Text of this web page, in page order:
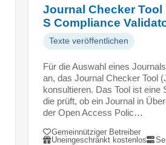
Journal Checker Tool
S Compliance
Texte veröffentlichen
Für die Auswahl eines
an, das Journal Checker Tool
konsultieren. Das Tool ist eine
die prüft, ob ein Journal in
der Open Access Polic…
Gemeinnütziger Betreiber
Uneingeschränkt kostenlos